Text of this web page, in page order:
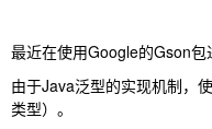
最近在使用Google的Gson
由于Java泛型的实现机制，
类型）。